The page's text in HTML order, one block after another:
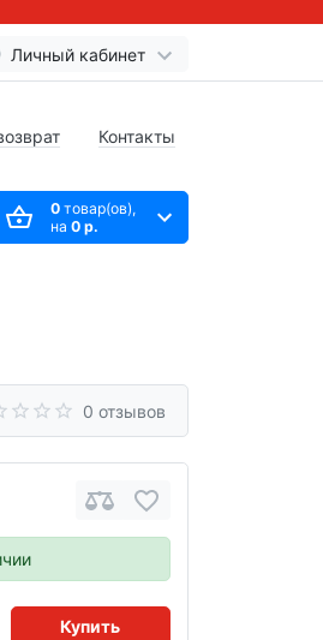
Личный кабинет
Контакты
0товар(ов),
на 0 р.
0 отзывов
Купить